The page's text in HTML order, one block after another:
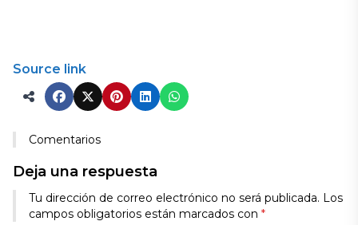
Source link
Comentarios
Deja una respuesta
Tu dirección de correo electrónico no será publicada. Los
campos obligatorios están marcados con *